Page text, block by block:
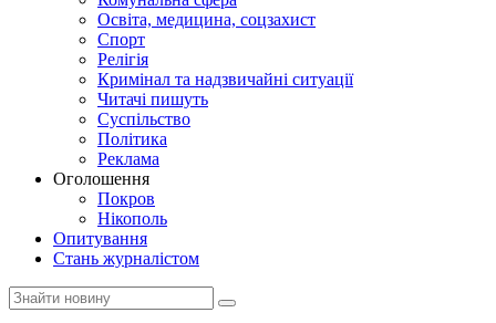
Освіта, медицина, соцзахист
Спорт
Релігія
Кримінал та надзвичайні ситуації
Читачі пишуть
Суспільство
Політика
Реклама
Оголошення
Покров
Нікополь
Опитування
Стань журналістом